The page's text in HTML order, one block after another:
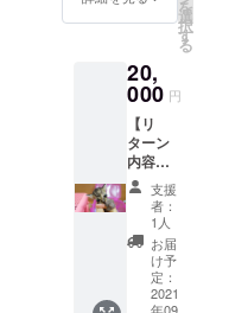
なりま
す。ご
了承く
ださ
い。)
《雑貨
詳細》
・ヘア
ピン ・
ヘアゴ
ム ・
バック
チャー
レン支
援雑貨3
考欄に
て希望
する雑
貨3点の
記入を
お願い
します
(記入が
ない場
合はラ
ンダム
となり
ます。)
を
選
択
す
る
20,
000 円
【リ
ターン
内容】
①お礼
のメー
ル ②保
護活動
のレ
ポート
(メール
支援
者：
1人
お届
け予
定：
2021